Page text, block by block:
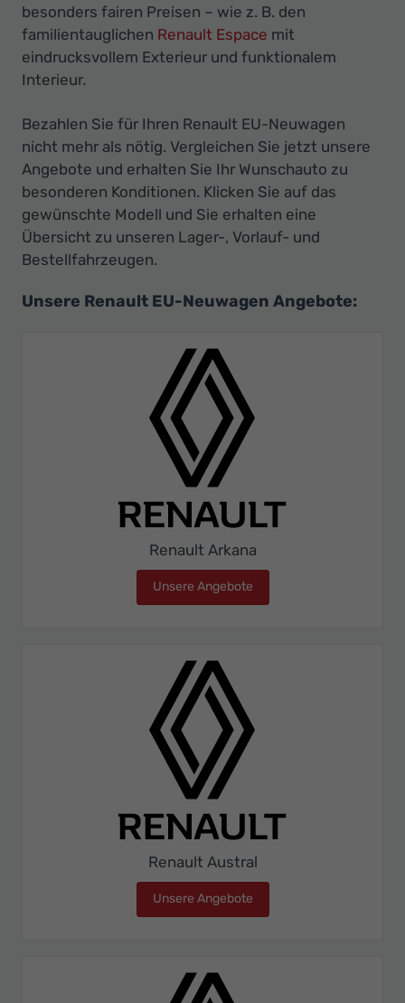
besonders fairen Preisen – wie z. B. den
familientauglichen Renault Espace mit
eindrucksvollem Exterieur und funktionalem
Interieur.
Bezahlen Sie für Ihren Renault EU-Neuwagen
nicht mehr als nötig. Vergleichen Sie jetzt unsere
Angebote und erhalten Sie Ihr Wunschauto zu
besonderen Konditionen. Klicken Sie auf das
gewünschte Modell und Sie erhalten eine
Übersicht zu unseren Lager-, Vorlauf- und
Bestellfahrzeugen.
Unsere Renault EU-Neuwagen Angebote:
Renault Arkana
Unsere Angebote
Renault Austral
Unsere Angebote